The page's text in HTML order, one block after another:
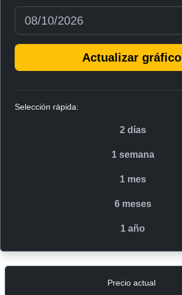
Actualizar gráfico
Selección rápida:
2 días
1 semana
1 mes
6 meses
1 año
Precio actual